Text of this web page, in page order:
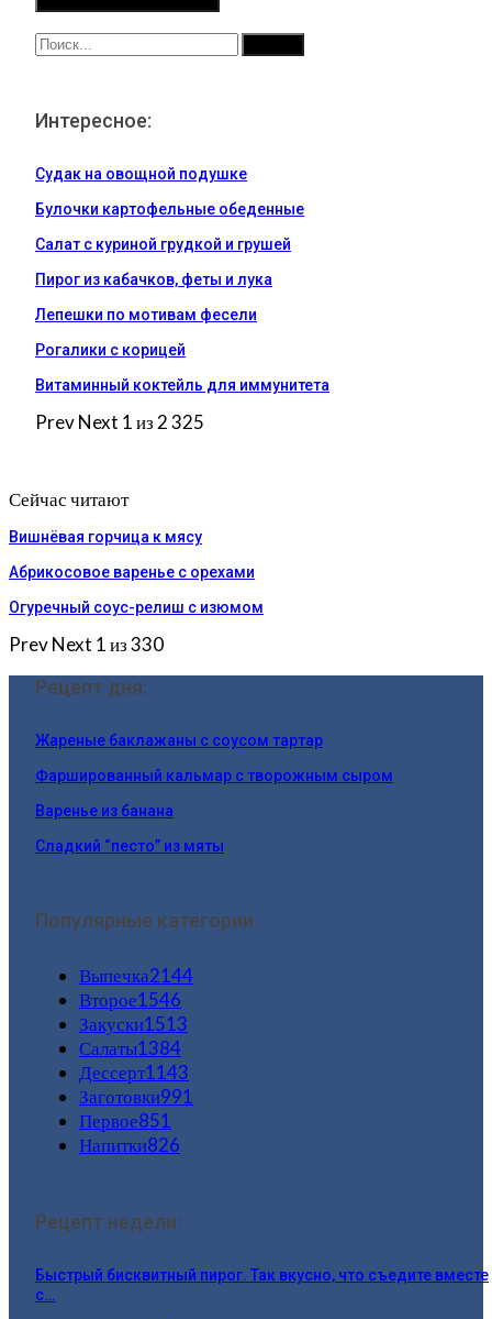
Интересное:
Судак на овощной подушке
Булочки картофельные обеденные
Салат с куриной грудкой и грушей
Пирог из кабачков, феты и лука
Лепешки по мотивам фесели
Рогалики с корицей
Витаминный коктейль для иммунитета
PrevNext 1 из 2 325
Сейчас читают
Вишнёвая горчица к мясу
Абрикосовое варенье с орехами
Огуречный соус-релиш с изюмом
PrevNext 1 из 330
Рецепт дня:
Жареные баклажаны с соусом тартар
Фаршированный кальмар с творожным сыром
Варенье из банана
Сладкий “песто” из мяты
Популярные категории
Выпечка2144
Второе1546
Закуски1513
Салаты1384
Дессерт1143
Заготовки991
Первое851
Напитки826
Рецепт недели:
Быстрый бисквитный пирог. Так вкусно, что съедите вместе
с…